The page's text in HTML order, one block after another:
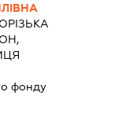
фонду